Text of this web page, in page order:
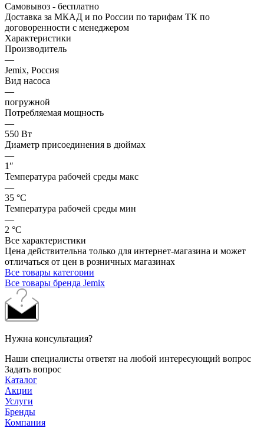
Самовывоз - бесплатно
Доставка за МКАД и по России по тарифам ТК по
договоренности с менеджером
Характеристики
Производитель
—
Jemix, Россия
Вид насоса
—
погружной
Потребляемая мощность
—
550 Вт
Диаметр присоединения в дюймах
—
1″
Температура рабочей среды макс
—
35 °С
Температура рабочей среды мин
—
2 °С
Все характеристики
Цена действительна только для интернет-магазина и может
отличаться от цен в розничных магазинах
Все товары категории
Все товары бренда Jemix
Нужна консультация?
Наши специалисты ответят на любой интересующий вопрос
Задать вопрос
Каталог
Акции
Услуги
Бренды
Компания